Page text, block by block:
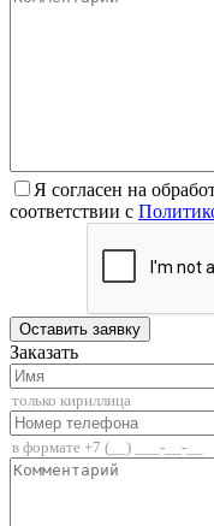
Я согласен на
соответствии с
Заказать